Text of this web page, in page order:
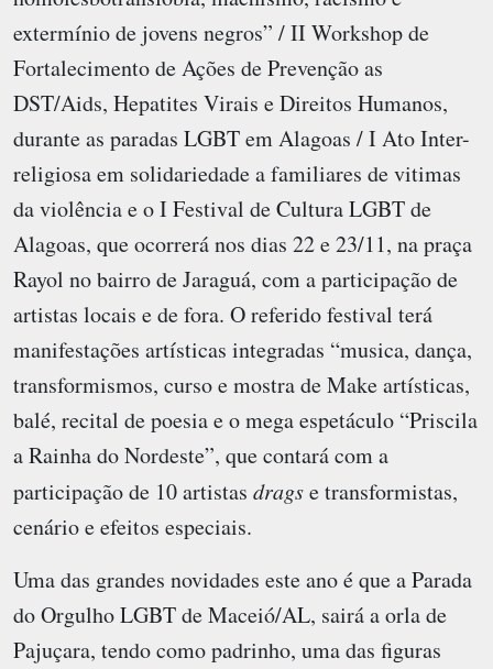
extermínio de jovens negros” / II Workshop de
Fortalecimento de Ações de Prevenção as
DST/Aids, Hepatites Virais e Direitos Humanos,
durante as paradas LGBT em Alagoas / I Ato Inter-
religiosa em solidariedade a familiares de vitimas
da violência e o I Festival de Cultura LGBT de
Alagoas, que ocorrerá nos dias 22 e 23/11, na praça
Rayol no bairro de Jaraguá, com a participação de
artistas locais e de fora. O referido festival terá
manifestações artísticas integradas “musica, dança,
transformismos, curso e mostra de Make artísticas,
balé, recital de poesia e o mega espetáculo “Priscila
a Rainha do Nordeste”, que contará com a
participação de 10 artistas dragse transformistas,
cenário e efeitos especiais.
Uma das grandes novidades este ano é que a Parada
do Orgulho LGBT de Maceió/AL, sairá a orla de
Pajuçara, tendo como padrinho, uma das figuras